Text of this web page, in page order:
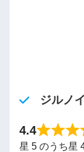
ジルノ
4.4
星 5 のうち星